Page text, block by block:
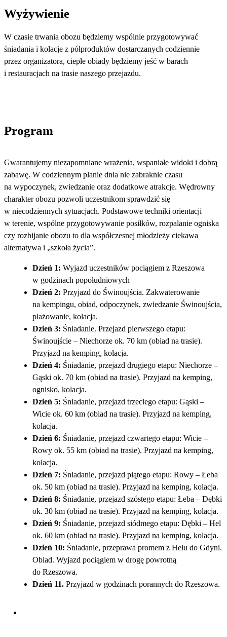
Wyżywienie
W czasie trwania obozu będziemy wspólnie przygotowywać
śniadania i kolacje z półproduktów dostarczanych codziennie
przez organizatora, ciepłe obiady będziemy jeść w barach
i restauracjach na trasie naszego przejazdu.
Program
Gwarantujemy niezapomniane wrażenia, wspaniałe widoki i dobrą
zabawę. W codziennym planie dnia nie zabraknie czasu
na wypoczynek, zwiedzanie oraz dodatkowe atrakcje. Wędrowny
charakter obozu pozwoli uczestnikom sprawdzić się
w niecodziennych sytuacjach. Podstawowe techniki orientacji
w terenie, wspólne przygotowywanie posiłków, rozpalanie ogniska
czy rozbijanie obozu to dla współczesnej młodzieży ciekawa
alternatywa i „szkoła życia”.
Dzień 1: Wyjazd uczestników pociągiem z Rzeszowa
w godzinach popołudniowych
Dzień 2: Przyjazd do Świnoujścia. Zakwaterowanie
na kempingu, obiad, odpoczynek, zwiedzanie Świnoujścia,
plażowanie, kolacja.
Dzień 3: Śniadanie. Przejazd pierwszego etapu:
Świnoujście – Niechorze ok. 70 km (obiad na trasie).
Przyjazd na kemping, kolacja.
Dzień 4: Śniadanie, przejazd drugiego etapu: Niechorze –
Gąski ok. 70 km (obiad na trasie). Przyjazd na kemping,
ognisko, kolacja.
Dzień 5: Śniadanie, przejazd trzeciego etapu: Gąski –
Wicie ok. 60 km (obiad na trasie). Przyjazd na kemping,
kolacja.
Dzień 6: Śniadanie, przejazd czwartego etapu: Wicie –
Rowy ok. 55 km (obiad na trasie). Przyjazd na kemping,
kolacja.
Dzień 7: Śniadanie, przejazd piątego etapu: Rowy – Łeba
ok. 50 km (obiad na trasie). Przyjazd na kemping, kolacja.
Dzień 8: Śniadanie, przejazd szóstego etapu: Łeba – Dębki
ok. 30 km (obiad na trasie). Przyjazd na kemping, kolacja.
Dzień 9: Śniadanie, przejazd siódmego etapu: Dębki – Hel
ok. 60 km (obiad na trasie). Przyjazd na kemping, kolacja.
Dzień 10: Śniadanie, przeprawa promem z Helu do Gdyni.
Obiad. Wyjazd pociągiem w drogę powrotną
do Rzeszowa.
Dzień 11. Przyjazd w godzinach porannych do Rzeszowa.